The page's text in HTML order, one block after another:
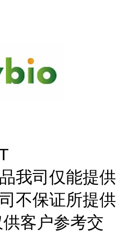
我司仅能提供
不保证所提供
客户参考交